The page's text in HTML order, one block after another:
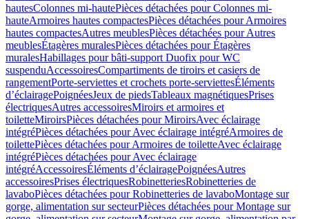
hautesColonnes mi-hautePièces détachées pour Colonnes mi-
hauteArmoires hautes compactesPièces détachées pour Armoires
hautes compactesAutres meublesPièces détachées pour Autres
meublesÉtagères muralesPièces détachées pour Étagères
muralesHabillages pour bâti-support Duofix pour WC
suspenduAccessoiresCompartiments de tiroirs et casiers de
rangementPorte-serviettes et crochets porte-serviettesÉléments
d’éclairagePoignéesJeux de piedsTableaux magnétiquesPrises
électriquesAutres accessoiresMiroirs et armoires et
toiletteMiroirsPièces détachées pour MiroirsAvec éclairage
intégréPièces détachées pour Avec éclairage intégréArmoires de
toilettePièces détachées pour Armoires de toiletteAvec éclairage
intégréPièces détachées pour Avec éclairage
intégréAccessoiresÉléments d’éclairagePoignéesAutres
accessoiresPrises électriquesRobinetteriesRobinetteries de
lavaboPièces détachées pour Robinetteries de lavaboMontage sur
gorge, alimentation sur secteurPièces détachées pour Montage sur